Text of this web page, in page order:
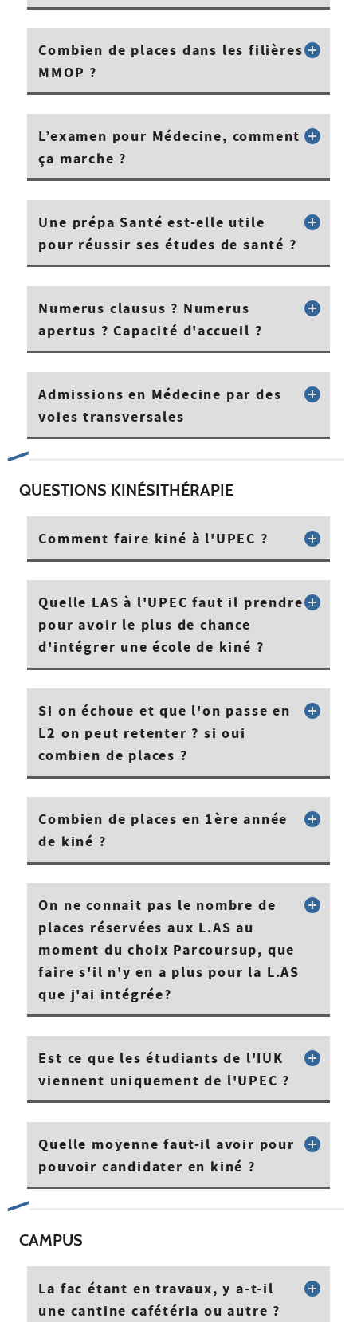
Combien de places dans les filières
MMOP ?
L’examen pour Médecine, comment
ça marche ?
Une prépa Santé est-elle utile
pour réussir ses études de santé ?
Numerus clausus ? Numerus
apertus ? Capacité d'accueil ?
Admissions en Médecine par des
voies transversales
QUESTIONS KINÉSITHÉRAPIE
Comment faire kiné à l'UPEC ?
Quelle LAS à l'UPEC faut il prendre
pour avoir le plus de chance
d'intégrer une école de kiné ?
Si on échoue et que l'on passe en
L2 on peut retenter ? si oui
combien de places ?
Combien de places en 1ère année
de kiné ?
On ne connait pas le nombre de
places réservées aux L.AS au
moment du choix Parcoursup, que
faire s'il n'y en a plus pour la L.AS
que j'ai intégrée?
Est ce que les étudiants de l'IUK
viennent uniquement de l'UPEC ?
Quelle moyenne faut-il avoir pour
pouvoir candidater en kiné ?
CAMPUS
La fac étant en travaux, y a-t-il
une cantine cafétéria ou autre ?